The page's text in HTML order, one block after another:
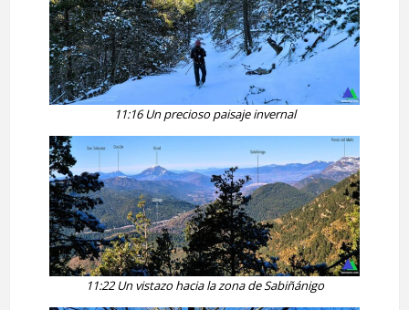
11:16 Un precioso paisaje invernal
11:22 Un vistazo hacia la zona de Sabiñánigo